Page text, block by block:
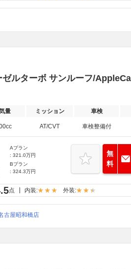
ルターボ サンルーフ/
量 ミッション 車検
AT/CVT 車検整備付
Aプラン
: 321.0万円
Bプラン
: 324.3万円
無
料
点 内装: 外装:
古屋昭和橋店